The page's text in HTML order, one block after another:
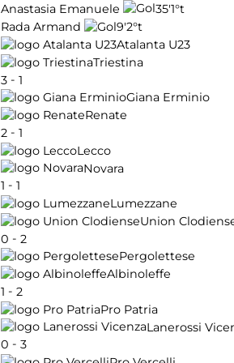
Anastasia Emanuele
35'1°t
Rada Armand
9'2°t
Atalanta U23
Triestina
3 - 1
Giana Erminio
Renate
2 - 1
Lecco
Novara
1 - 1
Lumezzane
Union
0 - 2
Pergolettese
Albinoleffe
1 - 2
Pro Patria
Lanerossi
0 - 3